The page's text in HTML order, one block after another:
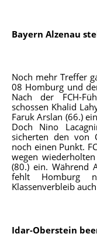
Bayern Alzenau
Noch mehr Treffer
08 Homburg und
Nach der FCH-
schossen Khalid
Faruk Arslan (66.)
Doch Nino
sicherten den von
noch einen Punkt.
wegen
(80.) ein. Während
fehlt Homburg
Klassenverbleib
Idar-Oberstein